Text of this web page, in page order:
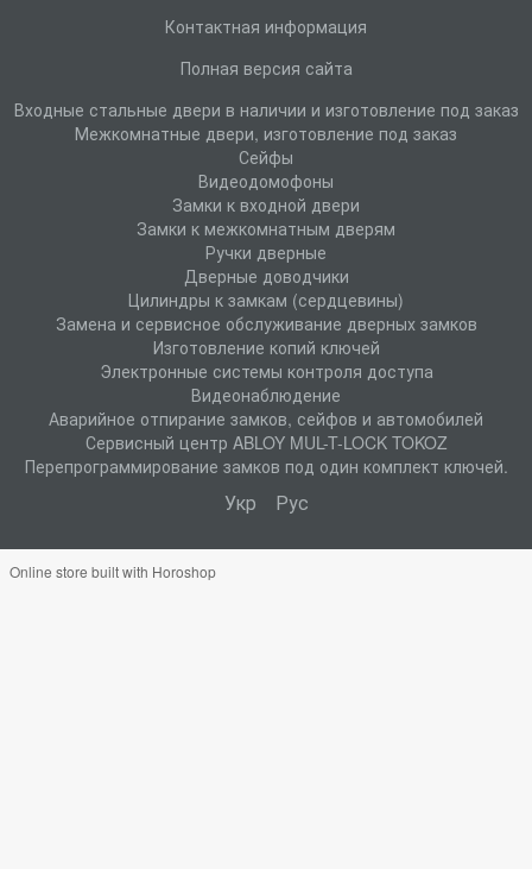
Контактная информация
Полная версия сайта
Входные стальные двери в наличии и изготовление под заказ
Межкомнатные двери, изготовление под заказ
Сейфы
Видеодомофоны
Замки к входной двери
Замки к межкомнатным дверям
Ручки дверные
Дверные доводчики
Цилиндры к замкам (сердцевины)
Замена и сервисное обслуживание дверных замков
Изготовление копий ключей
Электронные системы контроля доступа
Видеонаблюдение
Аварийное отпирание замков, сейфов и автомобилей
Сервисный центр ABLOY MUL-T-LOCK TOKOZ
Перепрограммирование замков под один комплект ключей.
Укр Рус
Online store built with Horoshop